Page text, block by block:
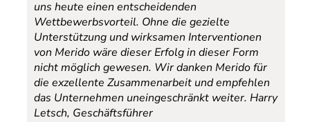
uns heute einen entscheidenden
Wettbewerbsvorteil. Ohne die gezielte
Unterstützung und wirksamen Interventionen
von Merido wäre dieser Erfolg in dieser Form
nicht möglich gewesen. Wir danken Merido für
die exzellente Zusammenarbeit und empfehlen
das Unternehmen uneingeschränkt weiter.Harry
Letsch, Geschäftsführer